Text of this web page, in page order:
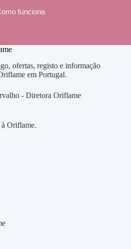
funciona
ofertas, registo e informação
em Portugal.
- Diretora Oriflame
à Oriflame.